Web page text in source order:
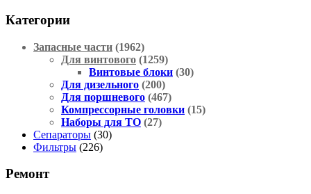
Категории
Запасные части (1962)
Для винтового (1259)
Винтовые блоки (30)
Для дизельного (200)
Для поршневого (467)
Компрессорные головки (15)
Наборы для ТО (27)
Сепараторы (30)
Фильтры (226)
Ремонт